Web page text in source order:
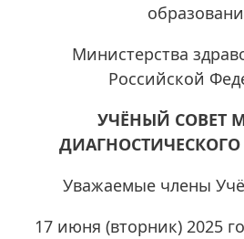
Министерства
Российской
УЧЁНЫЙ СОВЕТ
ДИАГНОСТИЧЕСКОГО
Уважаемые члены
17 июня (вторник) 2025